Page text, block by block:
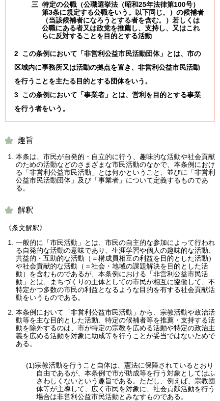
三 特定の公職（公職選挙法（昭和25年法律第100号）
第3条に規定する公職をいう。以下同じ。）の候補者
（当該候補者になろうとする者を含む。）若しくは
公職にある者又は政党を推薦し、支持し、又はこれ
らに反対することを目的とする活動
2 この条例において「非営利公益市民活動団体」とは、市の
区域内に事務所又は活動の拠点を置き、非営利公益市民活動
を行うことを主たる目的とする団体をいう。
3 この条例において「事業者」とは、営利を目的とする事業
を行う者をいう。
趣旨
本条は、市民が自発的・自立的に行う、趣味的な活動や社会貢献
のための活動などのさまざまな市民活動のなかで、本条例におけ
る「非営利公益市民活動」とは何かということ、並びに「非営利
公益市民活動団体」及び「事業者」について定義するものであ
る。
解釈
《条文解釈》
一般的に「市民活動」とは、市民の自主的な参加によって行われ
る自発的な活動の意味であり、生涯学習や個人の趣味的な活動、
共益的・互助的な活動（＝構成員相互の利益を目的とした活動）
や社会貢献的な活動（＝社会・地域の課題解決を目的とした活
動）を含むものであるが、本条例における「非営利公益市民活
動」とは、まちづくりの主体としての市民が相互に協働して、不
特定かつ多数の市民の利益となるような目的を有する社会貢献活
動をいうものである。
本条例において「非営利公益市民活動」から、宗教活動や政治活
動等を主な目的とした活動、特定の候補者等を推薦・支持する活
動を除外するのは、市が特定の宗教を広める活動や特定の政治主
義を広める活動を対象に助成等を行うことが妥当ではないためで
ある。
(1)宗教活動を行うこと自体は、憲法に保障されているとおり
自由であるが、本条例で市が助成等を行う対象としてはふ
さわしくないという趣旨である。ただし、例えば、宗教団
体等が主導して、広く市民を対象に、社会貢献活動を行う
場合は非営利公益市民活動とみなすものである。